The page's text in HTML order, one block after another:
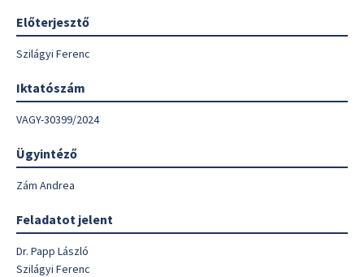
Előterjesztő
Szilágyi Ferenc
Iktatószám
VAGY-30399/2024
Ügyintéző
Zám Andrea
Feladatot jelent
Dr. Papp László
Szilágyi Ferenc